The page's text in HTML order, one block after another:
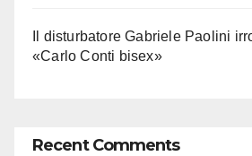
Il disturbatore Gabriele Paolini
«Carlo Conti bisex»
Recent Comments